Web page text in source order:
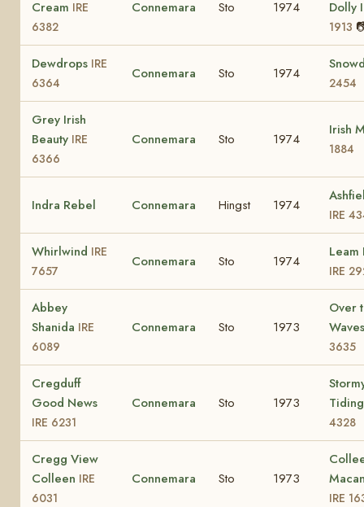
Cream IRE
6382
Connemara Sto 1974
Dolly
1913
Dewdrops IRE
6364
Connemara Sto 1974
2454
Grey Irish
Beauty IRE
6366
Connemara Sto 1974
Irish
1884
Indra Rebel Connemara Hingst 1974
IRE
Whirlwind IRE
7657
Connemara Sto 1974
Leam
IRE
Abbey
Shanida IRE
6089
Connemara Sto 1973
Over
3635
Cregduff
Good News
IRE 6231
Connemara Sto 1973
4328
Cregg View
Colleen IRE
6031
Connemara Sto 1973
IRE